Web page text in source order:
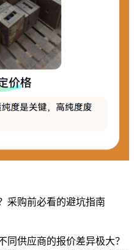
采购前必看的避坑指南
同供应商的报价差异极大？